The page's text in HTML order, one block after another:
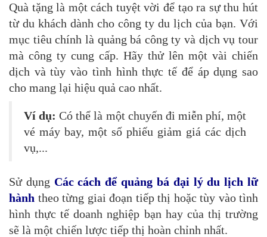
Quà tặng là một cách tuyệt vời để tạo ra sự thu hút
từ du khách dành cho công ty du lịch của bạn. Với
mục tiêu chính là quảng bá công ty và dịch vụ tour
mà công ty cung cấp. Hãy thử lên một vài chiến
dịch và tùy vào tình hình thực tế để áp dụng sao
cho mang lại hiệu quả cao nhất.
Ví dụ: Có thể là một chuyến đi miễn phí, một
vé máy bay, một số phiếu giảm giá các dịch
vụ,...
Sử dụng Các cách để quảng bá đại lý du lịch lữ
hành theo từng giai đoạn tiếp thị hoặc tùy vào tình
hình thực tế doanh nghiệp bạn hay của thị trường
sẽ là một chiến lược tiếp thị hoàn chỉnh nhất.